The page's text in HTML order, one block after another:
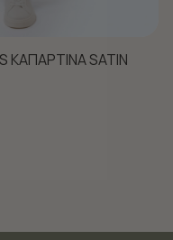
ΚΑΠΑΡΤΙΝΑ SATIN